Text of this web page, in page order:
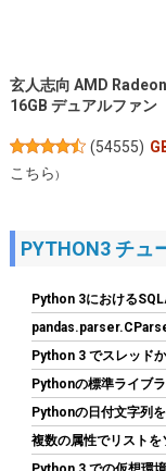
玄人志向 AMD
16GB デュアルファン
(54555)
こちら)
ID-COOLING FROZN
ーエアCPUクーラー
静音ファン、Intel
AM4/AM5（高さ
PYTHON3 チュ
Python 3における
Python 3 でスレッド
Pythonの標準ライブ
Pythonの日付文字列
複数の属性でリストを